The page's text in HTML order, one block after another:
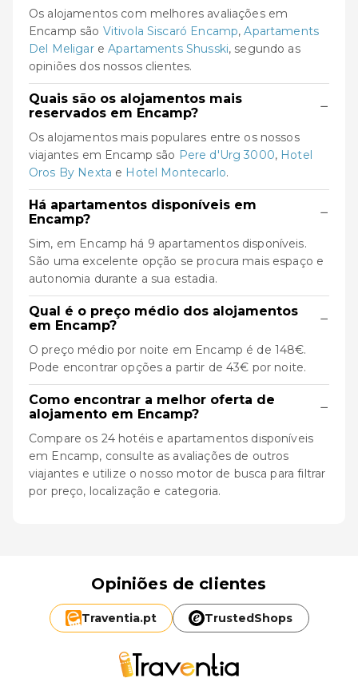
Os alojamentos com melhores avaliações em
Encamp são Vitivola Siscaró Encamp,Apartaments
Del MeligareApartaments Shusski, segundo as
opiniões dos nossos clientes.
Quais são os alojamentos mais
reservados em Encamp?
−
Os alojamentos mais populares entre os nossos
viajantes em Encamp são Pere d'Urg 3000, Hotel
Oros By Nexta e Hotel Montecarlo.
Há apartamentos disponíveis em
Encamp?
−
Sim, em Encamp há 9 apartamentos disponíveis.
São uma excelente opção se procura mais espaço e
autonomia durante a sua estadia.
Qual é o preço médio dos alojamentos
em Encamp?
−
O preço médio por noite em Encamp é de 148€.
Pode encontrar opções a partir de 43€ por noite.
Como encontrar a melhor oferta de
alojamento em Encamp?
−
Compare os 24 hotéis e apartamentos disponíveis
em Encamp, consulte as avaliações de outros
viajantes e utilize o nosso motor de busca para filtrar
por preço, localização e categoria.
Opiniões de clientes
Traventia.pt TrustedShops